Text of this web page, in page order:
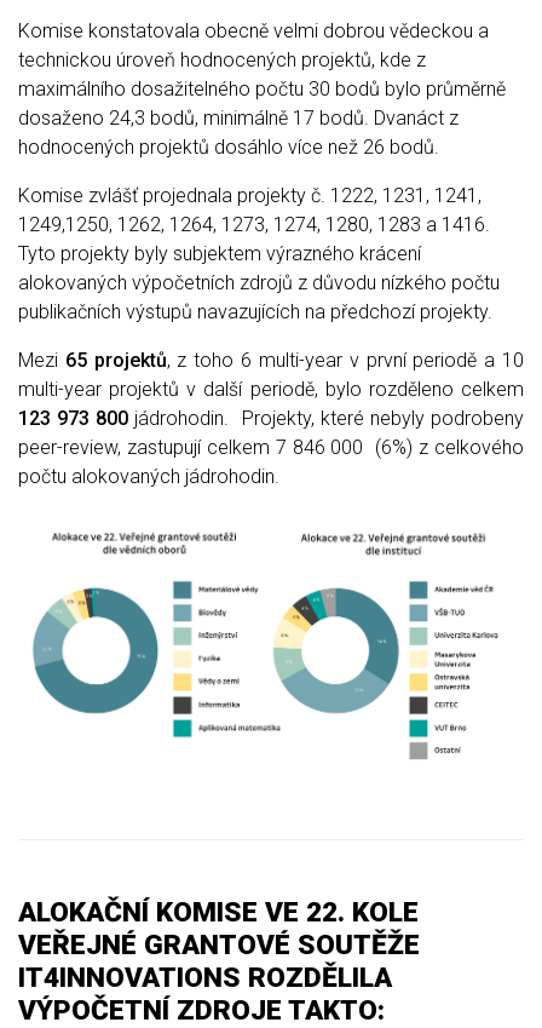
Komise konstatovala obecně velmi dobrou vědeckou a
technickou úroveň hodnocených projektů, kde z
maximálního dosažitelného počtu 30 bodů bylo průměrně
dosaženo 24,3 bodů, minimálně 17 bodů. Dvanáct z
hodnocených projektů dosáhlo více než 26 bodů.
Komise zvlášť projednala projekty č. 1222, 1231, 1241,
1249,1250, 1262, 1264, 1273, 1274, 1280, 1283 a 1416.
Tyto projekty byly subjektem výrazného krácení
alokovaných výpočetních zdrojů z důvodu nízkého počtu
publikačních výstupů navazujících na předchozí projekty.
Mezi 65 projektů, z toho 6 multi-year v první periodě a 10
multi-year projektů v další periodě, bylo rozděleno celkem
123 973 800 jádrohodin. Projekty, které nebyly podrobeny
peer-review, zastupují celkem 7 846 000 (6%) z celkového
počtu alokovaných jádrohodin.
ALOKAČNÍ KOMISE VE 22. KOLE
VEŘEJNÉ GRANTOVÉ SOUTĚŽE
IT4INNOVATIONS ROZDĚLILA
VÝPOČETNÍ ZDROJE TAKTO: